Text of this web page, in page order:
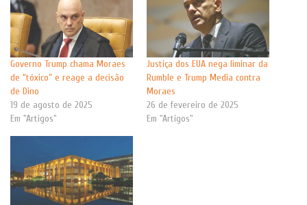
Governo Trump chama Moraes
de “tóxico” e reage a decisão
de Dino
19 de agosto de 2025
Em "Artigos"
Justiça dos EUA nega liminar da
Rumble e Trump Media contra
Moraes
26 de fevereiro de 2025
Em "Artigos"